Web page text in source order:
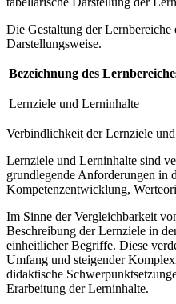
Die Gestaltung der
Darstellungsweise.
Bezeichnung des
Lernziele und Lerninhalte
Verbindlichkeit der Lernziele
Lernziele und Lerninhalte sind
grundlegende Anforderungen in
Kompetenzentwicklung,
Im Sinne der Vergleichbarkeit
Beschreibung der Lernziele in
einheitlicher Begriffe. Diese
Umfang und steigender
didaktische
Erarbeitung der Lerninhalte.